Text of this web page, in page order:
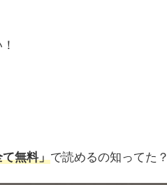
て無料」で読めるの知ってた？